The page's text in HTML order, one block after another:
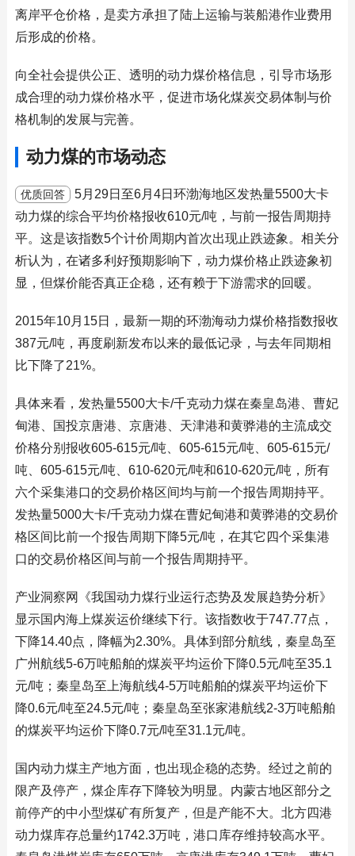
离岸平仓价格，是卖方承担了陆上运输与装船港作业费用
后形成的价格。
向全社会提供公正、透明的动力煤价格信息，引导市场形
成合理的动力煤价格水平，促进市场化煤炭交易体制与价
格机制的发展与完善。
动力煤的市场动态
优质回答
5月29日至6月4日环渤海地区发热量5500大卡
动力煤的综合平均价格报收610元/吨，与前一报告周期持
平。这是该指数5个计价周期内首次出现止跌迹象。相关分
析认为，在诸多利好预期影响下，动力煤价格止跌迹象初
显，但煤价能否真正企稳，还有赖于下游需求的回暖。
2015年10月15日，最新一期的环渤海动力煤价格指数报收
387元/吨，再度刷新发布以来的最低记录，与去年同期相
比下降了21%。
具体来看，发热量5500大卡/千克动力煤在秦皇岛港、曹妃
甸港、国投京唐港、京唐港、天津港和黄骅港的主流成交
价格分别报收605-615元/吨、605-615元/吨、605-615元/
吨、605-615元/吨、610-620元/吨和610-620元/吨，所有
六个采集港口的交易价格区间均与前一个报告周期持平。
发热量5000大卡/千克动力煤在曹妃甸港和黄骅港的交易价
格区间比前一个报告周期下降5元/吨，在其它四个采集港
口的交易价格区间与前一个报告周期持平。
产业洞察网《我国动力煤行业运行态势及发展趋势分析》
显示国内海上煤炭运价继续下行。该指数收于747.77点，
下降14.40点，降幅为2.30%。具体到部分航线，秦皇岛至
广州航线5-6万吨船舶的煤炭平均运价下降0.5元/吨至35.1
元/吨；秦皇岛至上海航线4-5万吨船舶的煤炭平均运价下
降0.6元/吨至24.5元/吨；秦皇岛至张家港航线2-3万吨船舶
的煤炭平均运价下降0.7元/吨至31.1元/吨。
国内动力煤主产地方面，也出现企稳的态势。经过之前的
限产及停产，煤企库存下降较为明显。内蒙古地区部分之
前停产的中小型煤矿有所复产，但是产能不大。北方四港
动力煤库存总量约1742.3万吨，港口库存维持较高水平。